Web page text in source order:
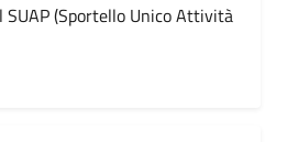
SUAP (Sportello Unico Attività